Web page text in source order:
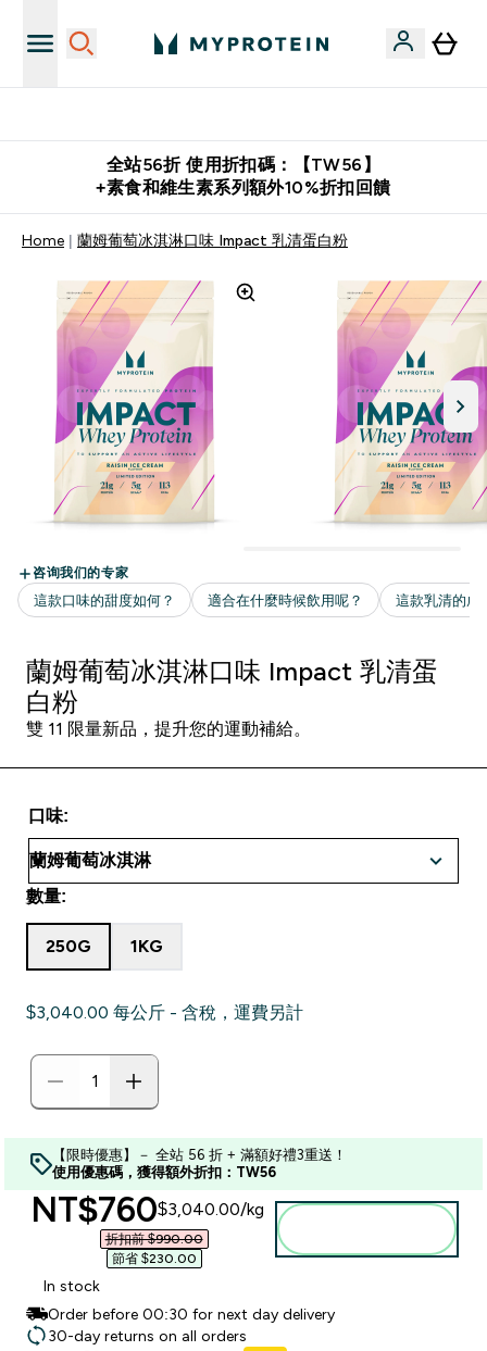
全站56折 使用折扣碼：【TW56】
+素食和維生素系列額外10%折扣回饋
Home 蘭姆葡萄冰淇淋口味 Impact 乳清蛋白粉​
蘭姆葡萄冰淇淋口味 Impact 乳清蛋
白粉​
雙 11 限量新品，提升您的運動補給。
口味:
數量:
250G 1KG
$3,040.00‎ 每公斤 - 含稅，運費另計
【限時優惠】－ 全站 56 折 + 滿額好禮3重送！
使用優惠碼，獲得額外折扣：TW56
discounted price
NT$760‎$3,040.00‎/kg
折扣前 $990.00‎
節省 $230.00‎
In stock
Order before 00:30 for next day delivery
30-day returns on all orders